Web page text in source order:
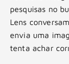
pesquisas no
Lens
envia uma
tenta achar